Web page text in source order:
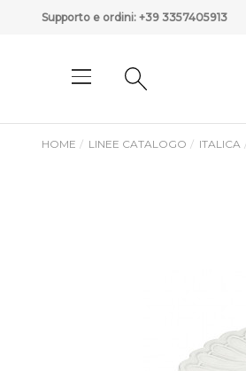
Supporto e ordini: +39 3357405913
HOME LINEE CATALOGO ITALICA